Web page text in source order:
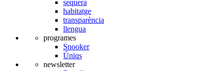
sequera
habitatge
transparència
llengua
programes
Snooker
Úniqs
newsletter